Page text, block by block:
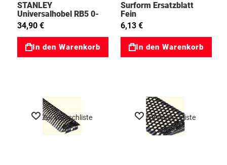
STANLEY
Universalhobel RB5 0-
12-105 02012105
34,90 €
In den Warenkorb
Surform Ersatzblatt
Fein
6,13 €
In den Warenkorb
Zur Wunschliste Zur Wunschliste